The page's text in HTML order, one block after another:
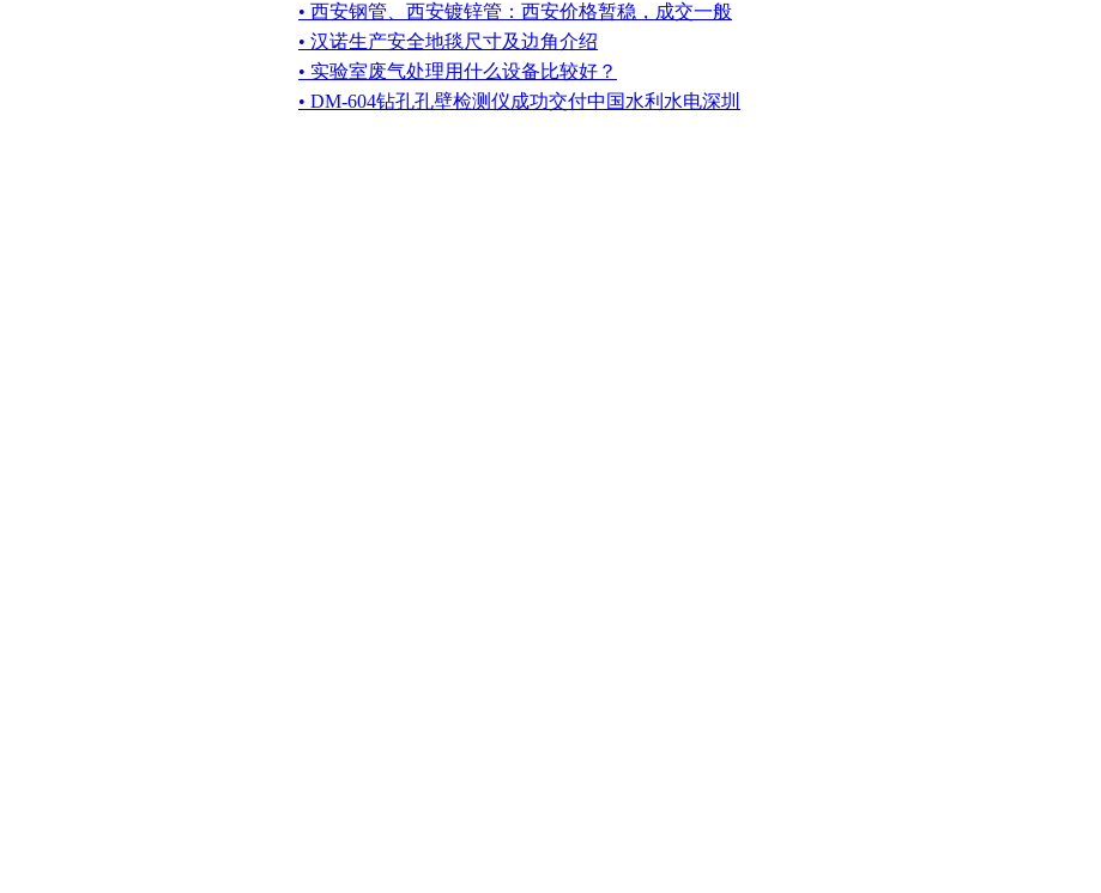
• 西安钢管、西安镀锌管：西安价格暂稳，成交一般
• 汉诺生产安全地毯尺寸及边角介绍
• 实验室废气处理用什么设备比较好？
• DM-604钻孔孔壁检测仪成功交付中国水利水电深圳